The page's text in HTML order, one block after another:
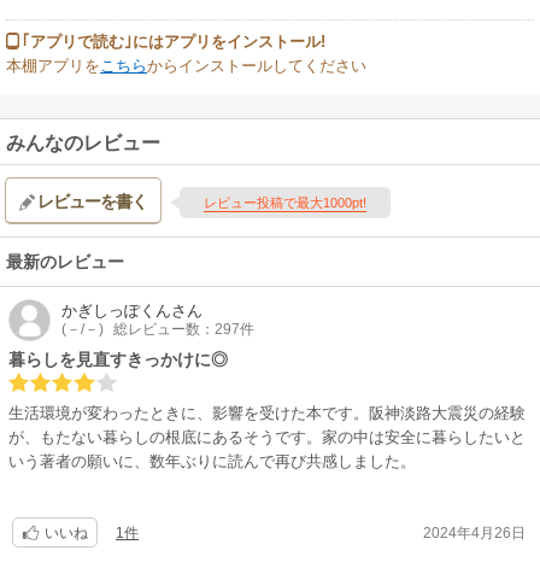
｢アプリで読む｣にはアプリをインストール!
本棚アプリをこちらからインストールしてください
みんなのレビュー
レビューを書く レビュー投稿で最大1000pt!
最新のレビュー
かぎしっぽくんさん
(－/－) 総レビュー数：297件
暮らしを見直すきっかけに◎
生活環境が変わったときに、影響を受けた本です。阪神淡路大震災の経験
が、もたない暮らしの根底にあるそうです。家の中は安全に暮らしたいと
いう著者の願いに、数年ぶりに読んで再び共感しました。
いいね 1件 2024年4月26日